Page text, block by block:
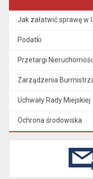
Jak załatwić sprawę w
Podatki
Przetargi
Zarządzenia
Uchwały Rady Miejskiej
Ochrona środowiska